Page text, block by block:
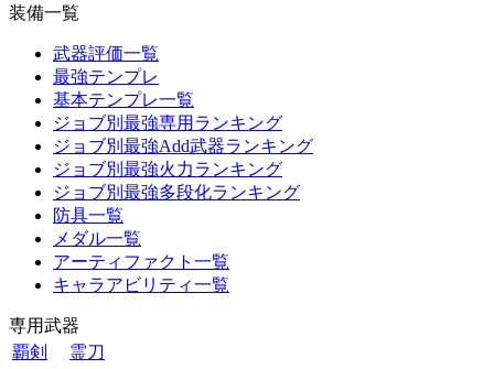
装備一覧
武器評価一覧
最強テンプレ
基本テンプレ一覧
ジョブ別最強専用ランキング
ジョブ別最強Add武器ランキング
ジョブ別最強火力ランキング
ジョブ別最強多段化ランキング
防具一覧
メダル一覧
アーティファクト一覧
キャラアビリティ一覧
専用武器
覇剣
霊刀